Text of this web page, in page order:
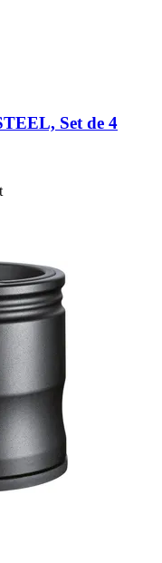
Set de 4